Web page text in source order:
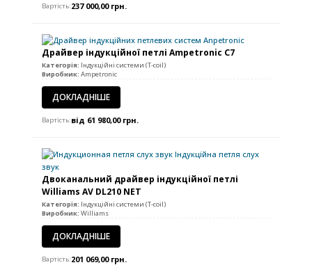
Вартість:237 000,00 грн.
Драйвер індукційної петлі Ampetronic C7
Категорія: Індукційні системи (T-coil)
Виробник: Ampetronic
ДОКЛАДНІШЕ
Вартість:від 61 980,00 грн.
Двоканальний драйвер індукційної петлі
Williams AV DL210 NET
Категорія: Індукційні системи (T-coil)
Виробник: Williams
ДОКЛАДНІШЕ
Вартість:201 069,00 грн.